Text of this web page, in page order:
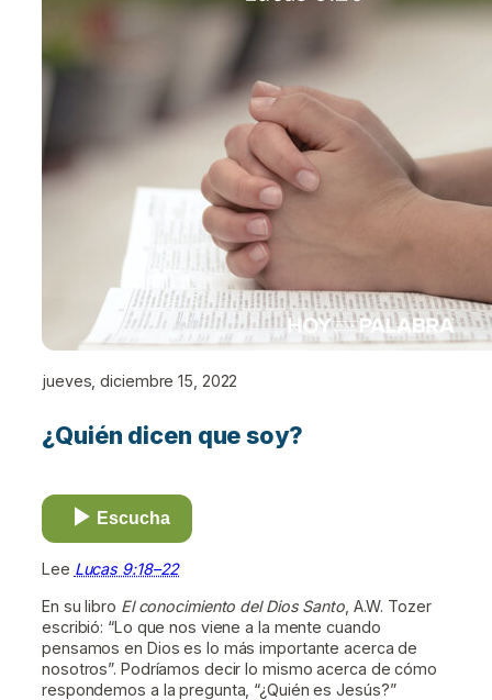
jueves, diciembre 15, 2022
¿Quién dicen que soy?
Escucha
Lee Lucas 9:18–22
En su libro El conocimiento del Dios Santo, A.W. Tozer
escribió: “Lo que nos viene a la mente cuando
pensamos en Dios es lo más importante acerca de
nosotros”. Podríamos decir lo mismo acerca de cómo
respondemos a la pregunta, “¿Quién es Jesús?”